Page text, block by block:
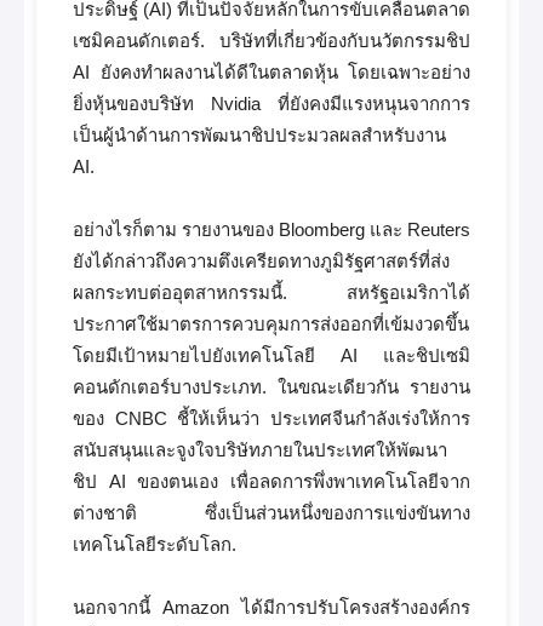
ประดิษฐ์ (AI) ที่เป็นปัจจัยหลักในการขับเคลื่อนตลาด
เซมิคอนดักเตอร์. บริษัทที่เกี่ยวข้องกับนวัตกรรมชิป
AI ยังคงทำผลงานได้ดีในตลาดหุ้น โดยเฉพาะอย่าง
ยิ่งหุ้นของบริษัท Nvidia ที่ยังคงมีแรงหนุนจากการ
เป็นผู้นำด้านการพัฒนาชิปประมวลผลสำหรับงาน
AI.
อย่างไรก็ตาม รายงานของ Bloomberg และ Reuters
ยังได้กล่าวถึงความตึงเครียดทางภูมิรัฐศาสตร์ที่ส่ง
ผลกระทบต่ออุตสาหกรรมนี้. สหรัฐอเมริกาได้
ประกาศใช้มาตรการควบคุมการส่งออกที่เข้มงวดขึ้น
โดยมีเป้าหมายไปยังเทคโนโลยี AI และชิปเซมิ
คอนดักเตอร์บางประเภท. ในขณะเดียวกัน รายงาน
ของ CNBC ชี้ให้เห็นว่า ประเทศจีนกำลังเร่งให้การ
สนับสนุนและจูงใจบริษัทภายในประเทศให้พัฒนา
ชิป AI ของตนเอง เพื่อลดการพึ่งพาเทคโนโลยีจาก
ต่างชาติ ซึ่งเป็นส่วนหนึ่งของการแข่งขันทาง
เทคโนโลยีระดับโลก.
นอกจากนี้ Amazon ได้มีการปรับโครงสร้างองค์กร